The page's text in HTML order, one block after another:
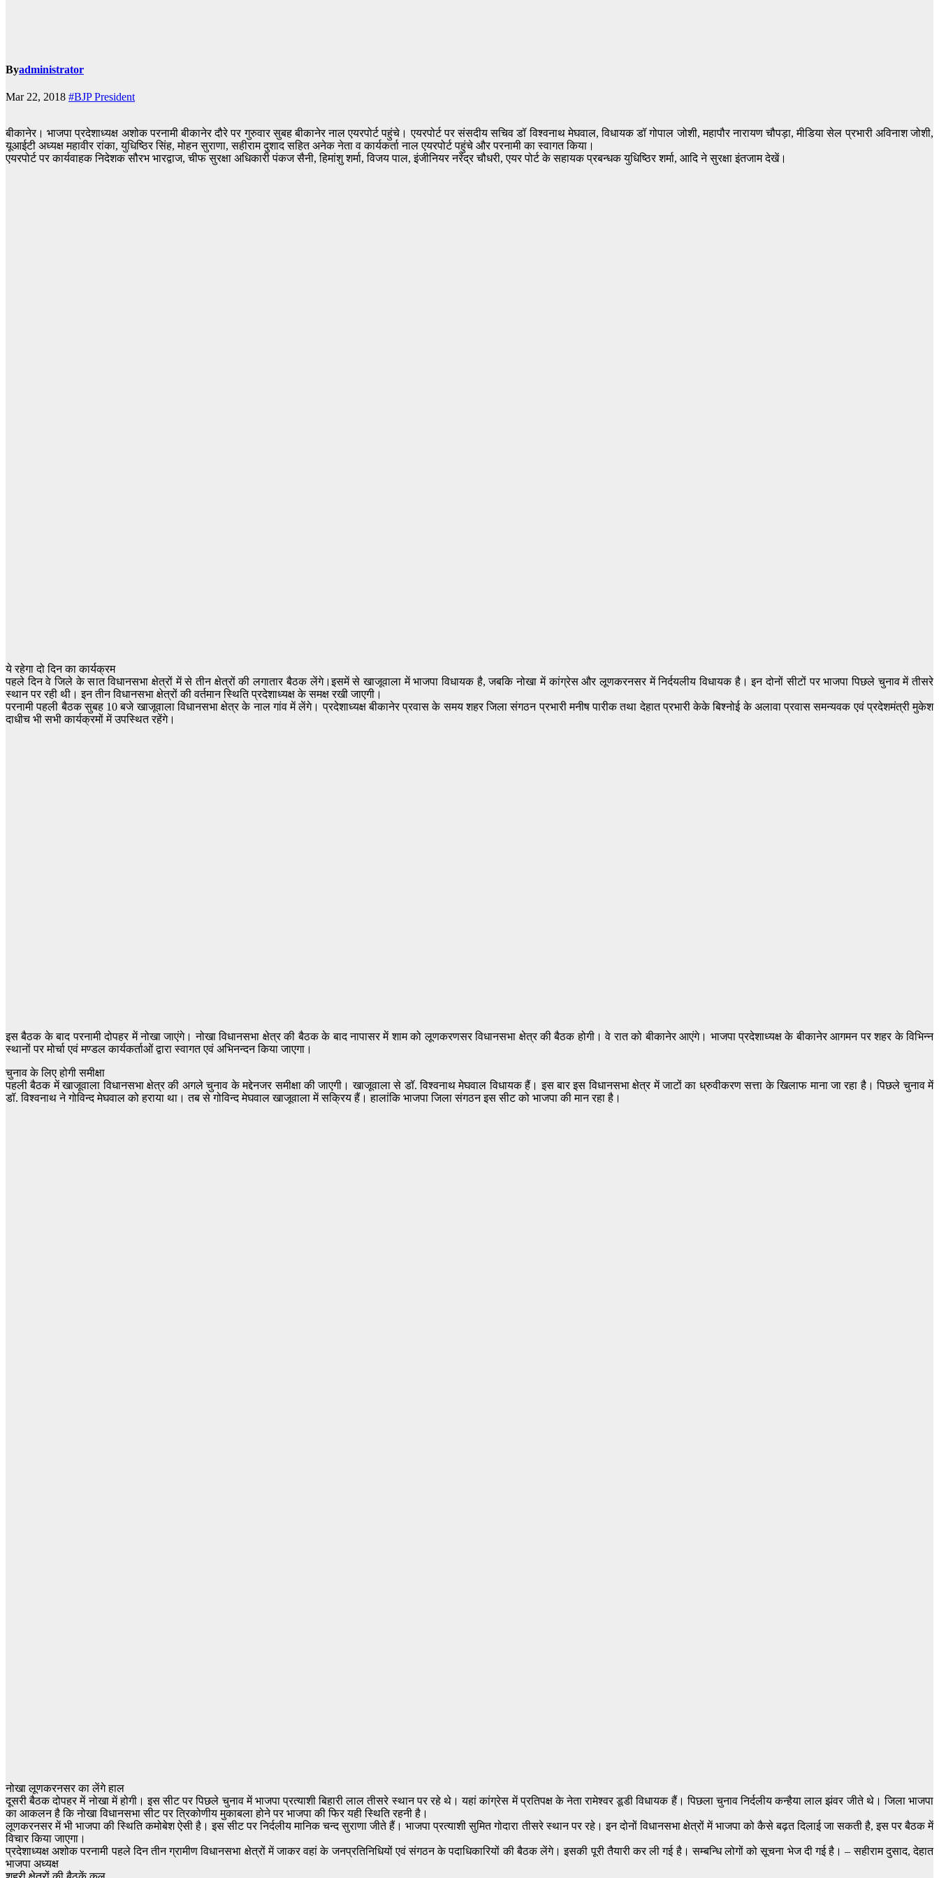
Byadministrator
Mar 22, 2018 #BJP President
बीकानेर। भाजपा प्रदेशाध्यक्ष अशोक परनामी बीकानेर दौरे पर गुरुवार सुबह बीकानेर नाल एयरपोर्ट पहुंचे। एयरपोर्ट पर संसदीय सचिव डॉ विश्वनाथ मेघवाल, विधायक डॉ गोपाल जोशी, महापौर नारायण चौपड़ा, मीडिया सेल प्रभारी अविनाश जोशी,
यूआईटी अध्यक्ष महावीर रांका, युधिष्ठिर सिंह, मोहन सुराणा, सहीराम दुशाद सहित अनेक नेता व कार्यकर्ता नाल एयरपोर्ट पहुंचे और परनामी का स्वागत किया।
एयरपोर्ट पर कार्यवाहक निदेशक सौरभ भारद्वाज, चीफ सुरक्षा अधिकारी पंकज सैनी, हिमांशु शर्मा, विजय पाल, इंजीनियर नरेंद्र चौधरी, एयर पोर्ट के सहायक प्रबन्धक युधिष्ठिर शर्मा, आदि ने सुरक्षा इंतजाम देखें।
ये रहेगा दो दिन का कार्यक्रम
पहले दिन वे जिले के सात विधानसभा क्षेत्रों में से तीन क्षेत्रों की लगातार बैठक लेंगे।इसमें से खाजूवाला में भाजपा विधायक है, जबकि नोखा में कांग्रेस और लूणकरनसर में निर्दयलीय विधायक है। इन दोनों सीटों पर भाजपा पिछले चुनाव में तीसरे
स्थान पर रही थी। इन तीन विधानसभा क्षेत्रों की वर्तमान स्थिति प्रदेशाध्यक्ष के समक्ष रखी जाएगी।
परनामी पहली बैठक सुबह 10 बजे खाजूवाला विधानसभा क्षेत्र के नाल गांव में लेंगे। प्रदेशाध्यक्ष बीकानेर प्रवास के समय शहर जिला संगठन प्रभारी मनीष पारीक तथा देहात प्रभारी केके बिश्नोई के अलावा प्रवास समन्यवक एवं प्रदेशमंत्री मुकेश
दाधीच भी सभी कार्यक्रमों में उपस्थित रहेंगे।
इस बैठक के बाद परनामी दोपहर में नोखा जाएंगे। नोखा विधानसभा क्षेत्र की बैठक के बाद नापासर में शाम को लूणकरणसर विधानसभा क्षेत्र की बैठक होगी। वे रात को बीकानेर आएंगे। भाजपा प्रदेशाध्यक्ष के बीकानेर आगमन पर शहर के विभिन्न
स्थानों पर मोर्चा एवं मण्डल कार्यकर्ताओं द्वारा स्वागत एवं अभिनन्दन किया जाएगा।
चुनाव के लिए होगी समीक्षा
पहली बैठक में खाजूवाला विधानसभा क्षेत्र की अगले चुनाव के मद्देनजर समीक्षा की जाएगी। खाजूवाला से डॉ. विश्वनाथ मेघवाल विधायक हैं। इस बार इस विधानसभा क्षेत्र में जाटों का ध्रुवीकरण सत्ता के खिलाफ माना जा रहा है। पिछले चुनाव में
डॉ. विश्वनाथ ने गोविन्द मेघवाल को हराया था। तब से गोविन्द मेघवाल खाजूवाला में सक्रिय हैं। हालांकि भाजपा जिला संगठन इस सीट को भाजपा की मान रहा है।
नोखा लूणकरनसर का लेंगे हाल
दूसरी बैठक दोपहर में नोखा में होगी। इस सीट पर पिछले चुनाव में भाजपा प्रत्याशी बिहारी लाल तीसरे स्थान पर रहे थे। यहां कांग्रेस में प्रतिपक्ष के नेता रामेश्वर डूडी विधायक हैं। पिछला चुनाव निर्दलीय कन्हैया लाल झंवर जीते थे। जिला भाजपा
का आकलन है कि नोखा विधानसभा सीट पर त्रिकोणीय मुकाबला होने पर भाजपा की फिर यही स्थिति रहनी है।
लूणकरनसर में भी भाजपा की स्थिति कमोबेश ऐसी है। इस सीट पर निर्दलीय मानिक चन्द सुराणा जीते हैं। भाजपा प्रत्याशी सुमित गोदारा तीसरे स्थान पर रहे। इन दोनों विधानसभा क्षेत्रों में भाजपा को कैसे बढ़त दिलाई जा सकती है, इस पर बैठक में
विचार किया जाएगा।
प्रदेशाध्यक्ष अशोक परनामी पहले दिन तीन ग्रामीण विधानसभा क्षेत्रों में जाकर वहां के जनप्रतिनिधियों एवं संगठन के पदाधिकारियों की बैठक लेंगे। इसकी पूरी तैयारी कर ली गई है। सम्बन्धि लोगों को सूचना भेज दी गई है। – सहीराम दुसाद, देहात
भाजपा अध्यक्ष